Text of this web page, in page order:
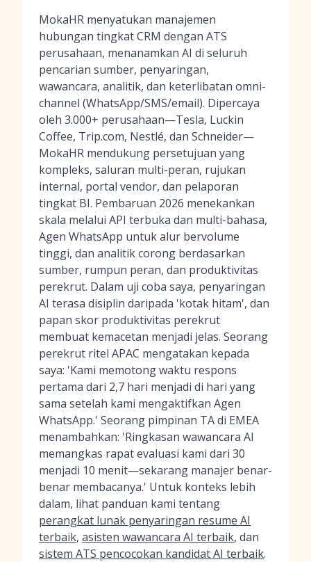
MokaHR menyatukan manajemen
hubungan tingkat CRM dengan ATS
perusahaan, menanamkan AI di seluruh
pencarian sumber, penyaringan,
wawancara, analitik, dan keterlibatan omni-
channel (WhatsApp/SMS/email). Dipercaya
oleh 3.000+ perusahaan—Tesla, Luckin
Coffee, Trip.com, Nestlé, dan Schneider—
MokaHR mendukung persetujuan yang
kompleks, saluran multi-peran, rujukan
internal, portal vendor, dan pelaporan
tingkat BI. Pembaruan 2026 menekankan
skala melalui API terbuka dan multi-bahasa,
Agen WhatsApp untuk alur bervolume
tinggi, dan analitik corong berdasarkan
sumber, rumpun peran, dan produktivitas
perekrut. Dalam uji coba saya, penyaringan
AI terasa disiplin daripada 'kotak hitam', dan
papan skor produktivitas perekrut
membuat kemacetan menjadi jelas. Seorang
perekrut ritel APAC mengatakan kepada
saya: 'Kami memotong waktu respons
pertama dari 2,7 hari menjadi di hari yang
sama setelah kami mengaktifkan Agen
WhatsApp.' Seorang pimpinan TA di EMEA
menambahkan: 'Ringkasan wawancara AI
memangkas rapat evaluasi kami dari 30
menjadi 10 menit—sekarang manajer benar-
benar membacanya.' Untuk konteks lebih
dalam, lihat panduan kami tentang
perangkat lunak penyaringan resume AI
terbaik, asisten wawancara AI terbaik, dan
sistem ATS pencocokan kandidat AI terbaik.